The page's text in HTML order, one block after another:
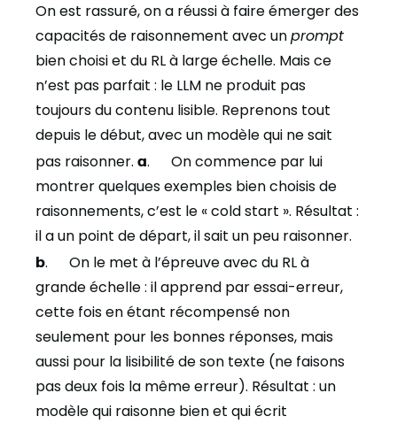
On est rassuré, on a réussi à faire émerger des
capacités de raisonnement avec unprompt
bien choisi et du RL à large échelle. Mais ce
n’est pas parfait : le LLM ne produit pas
toujours du contenu lisible. Reprenons tout
depuis le début, avec un modèle qui ne sait
pas raisonner. a. On commence par lui
montrer quelques exemples bien choisis de
raisonnements, c’est le « cold start ». Résultat :
il a un point de départ, il sait un peu raisonner.
b. On le met à l’épreuve avec du RL à
grande échelle : il apprend par essai-erreur,
cette fois en étant récompensé non
seulement pour les bonnes réponses, mais
aussi pour la lisibilité de son texte (ne faisons
pas deux fois la même erreur). Résultat : un
modèle qui raisonne bien et qui écrit